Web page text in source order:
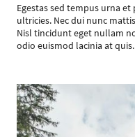
Egestas sed tempus urna
ultricies. Nec dui nunc
Nisl tincidunt eget nullam
odio euismod lacinia at quis.